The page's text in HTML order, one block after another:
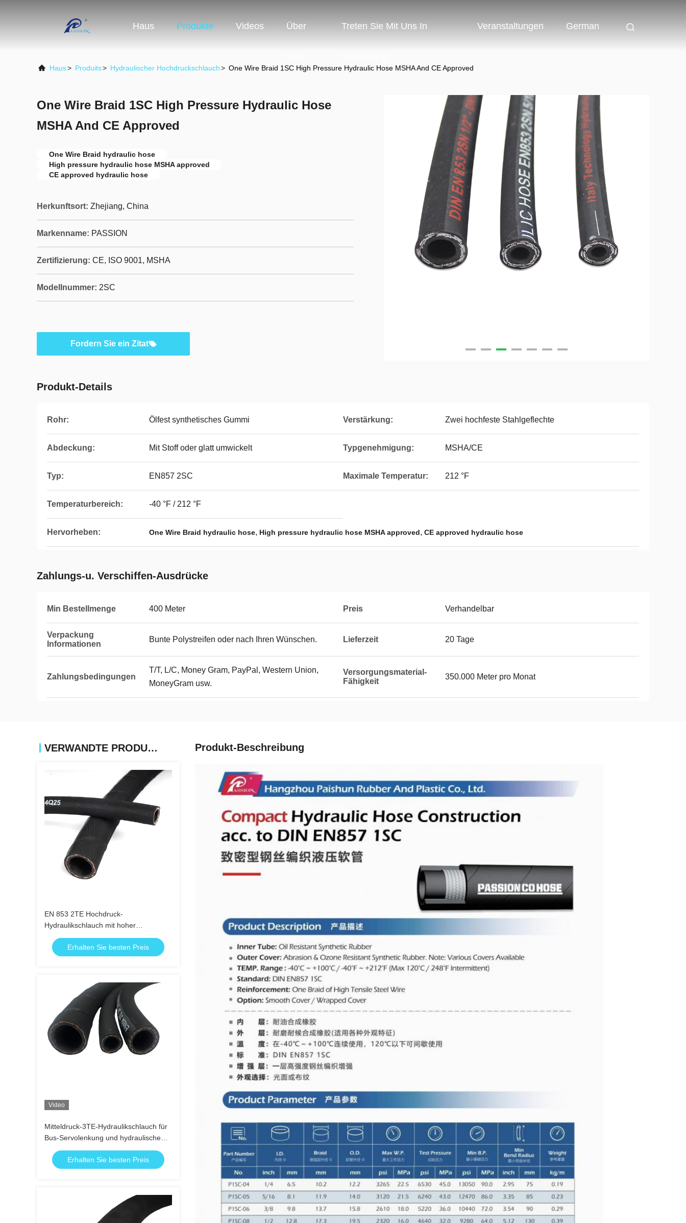
Haus Produkte Videos Über Treten Sie Mit Uns In Veranstaltungen German
Haus> Produits> Hydraulischer Hochdruckschlauch> One Wire Braid 1SC High Pressure Hydraulic Hose MSHA And CE Approved
One Wire Braid 1SC High Pressure Hydraulic Hose
MSHA And CE Approved
One Wire Braid hydraulic hose
High pressure hydraulic hose MSHA approved
CE approved hydraulic hose
Herkunftsort: Zhejiang, China
Markenname: PASSION
Zertifizierung: CE, ISO 9001, MSHA
Modellnummer: 2SC
Fordern Sie ein Zitat
Produkt-Details
Rohr: Ölfest synthetisches Gummi Verstärkung: Zwei hochfeste Stahlgeflechte
Abdeckung: Mit Stoff oder glatt umwickelt Typgenehmigung: MSHA/CE
Typ: EN857 2SC Maximale Temperatur: 212 °F
Temperaturbereich: -40 °F / 212 °F
Hervorheben: One Wire Braid hydraulic hose, High pressure hydraulic hose MSHA approved, CE approved hydraulic hose
Zahlungs-u. Verschiffen-Ausdrücke
Min Bestellmenge 400 Meter Preis Verhandelbar
Verpackung
Informationen
Bunte Polystreifen oder nach Ihren Wünschen. Lieferzeit 20 Tage
Zahlungsbedingungen
T/T, L/C, Money Gram, PayPal, Western Union,
MoneyGram usw.
Versorgungsmaterial-
Fähigkeit
350.000 Meter pro Monat
VERWANDTE PRODUKTE
EN 853 2TE Hochdruck-
Hydraulikschlauch mit hoher
Zugfestigkeit, Flexibilität und
Kompatibilität mit verschiedenen
Hydraulikflüssigkeiten
Erhalten Sie besten Preis
Video
Mitteldruck-3TE-Hydraulikschlauch für
Bus-Servolenkung und hydraulische
Nebenleitungen
Erhalten Sie besten Preis
Produkt-Beschreibung